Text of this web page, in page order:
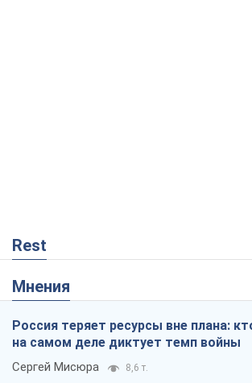
Rest
Мнения
Россия теряет ресурсы вне плана:
на самом деле диктует темп войны
Сергей Мисюра 8,6 т.